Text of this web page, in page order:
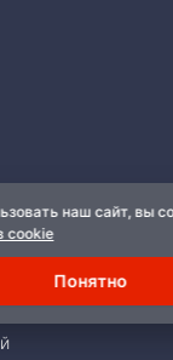
наш сайт, вы
cookie
Понятно